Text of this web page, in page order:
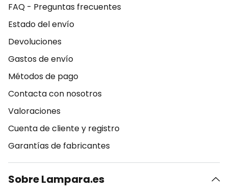
FAQ - Preguntas frecuentes
Estado del envío
Devoluciones
Gastos de envío
Métodos de pago
Contacta con nosotros
Valoraciones
Cuenta de cliente y registro
Garantías de fabricantes
Sobre Lampara.es